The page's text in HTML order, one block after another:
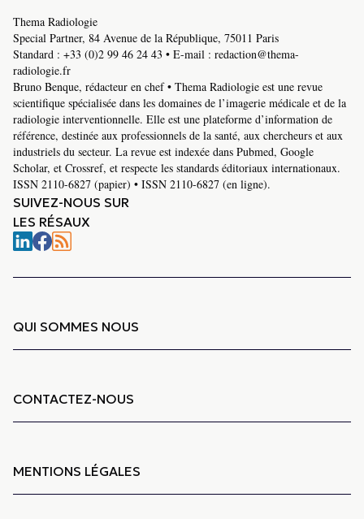
Thema Radiologie
Special Partner, 84 Avenue de la République, 75011 Paris
Standard : +33 (0)2 99 46 24 43 • E-mail : redaction@thema-
radiologie.fr
Bruno Benque, rédacteur en chef • Thema Radiologie est une revue
scientifique spécialisée dans les domaines de l’imagerie médicale et de la
radiologie interventionnelle. Elle est une plateforme d’information de
référence, destinée aux professionnels de la santé, aux chercheurs et aux
industriels du secteur. La revue est indexée dans Pubmed, Google
Scholar, et Crossref, et respecte les standards éditoriaux internationaux.
ISSN 2110-6827 (papier) • ISSN 2110-6827 (en ligne).
SUIVEZ-NOUS SUR
LES RÉSAUX
QUI SOMMES NOUS
CONTACTEZ-NOUS
MENTIONS LÉGALES